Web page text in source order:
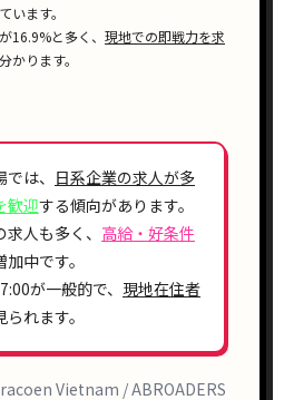
います。
16.9%と多く、 現地での即戦力を求
かります。
は、 日系企業の求人が多
歓迎する傾向があります。
求人も多く、 高給・好条件
中です。
が一般的で、 現地在住者
れます。
Vietnam / ABROADERS